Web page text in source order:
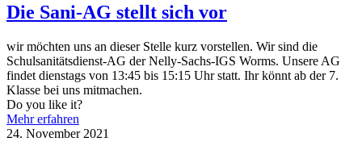
Die Sani-AG stellt sich vor
wir möchten uns an dieser Stelle kurz vorstellen. Wir sind die
Schulsanitätsdienst-AG der Nelly-Sachs-IGS Worms. Unsere AG
findet dienstags von 13:45 bis 15:15 Uhr statt. Ihr könnt ab der 7.
Klasse bei uns mitmachen.
Do you like it?
Mehr erfahren
24. November 2021